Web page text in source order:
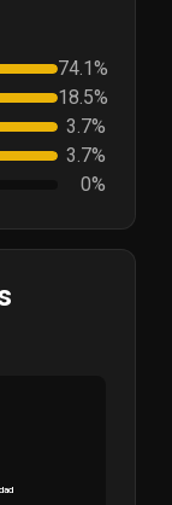
74.1%
18.5%
3.7%
3.7%
0%